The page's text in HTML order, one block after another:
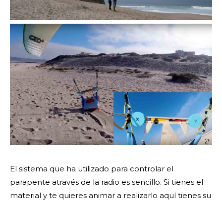
El sistema que ha utilizado para controlar el
parapente através de la radio es sencillo. Si tienes el
material y te quieres animar a realizarlo aquí tienes su